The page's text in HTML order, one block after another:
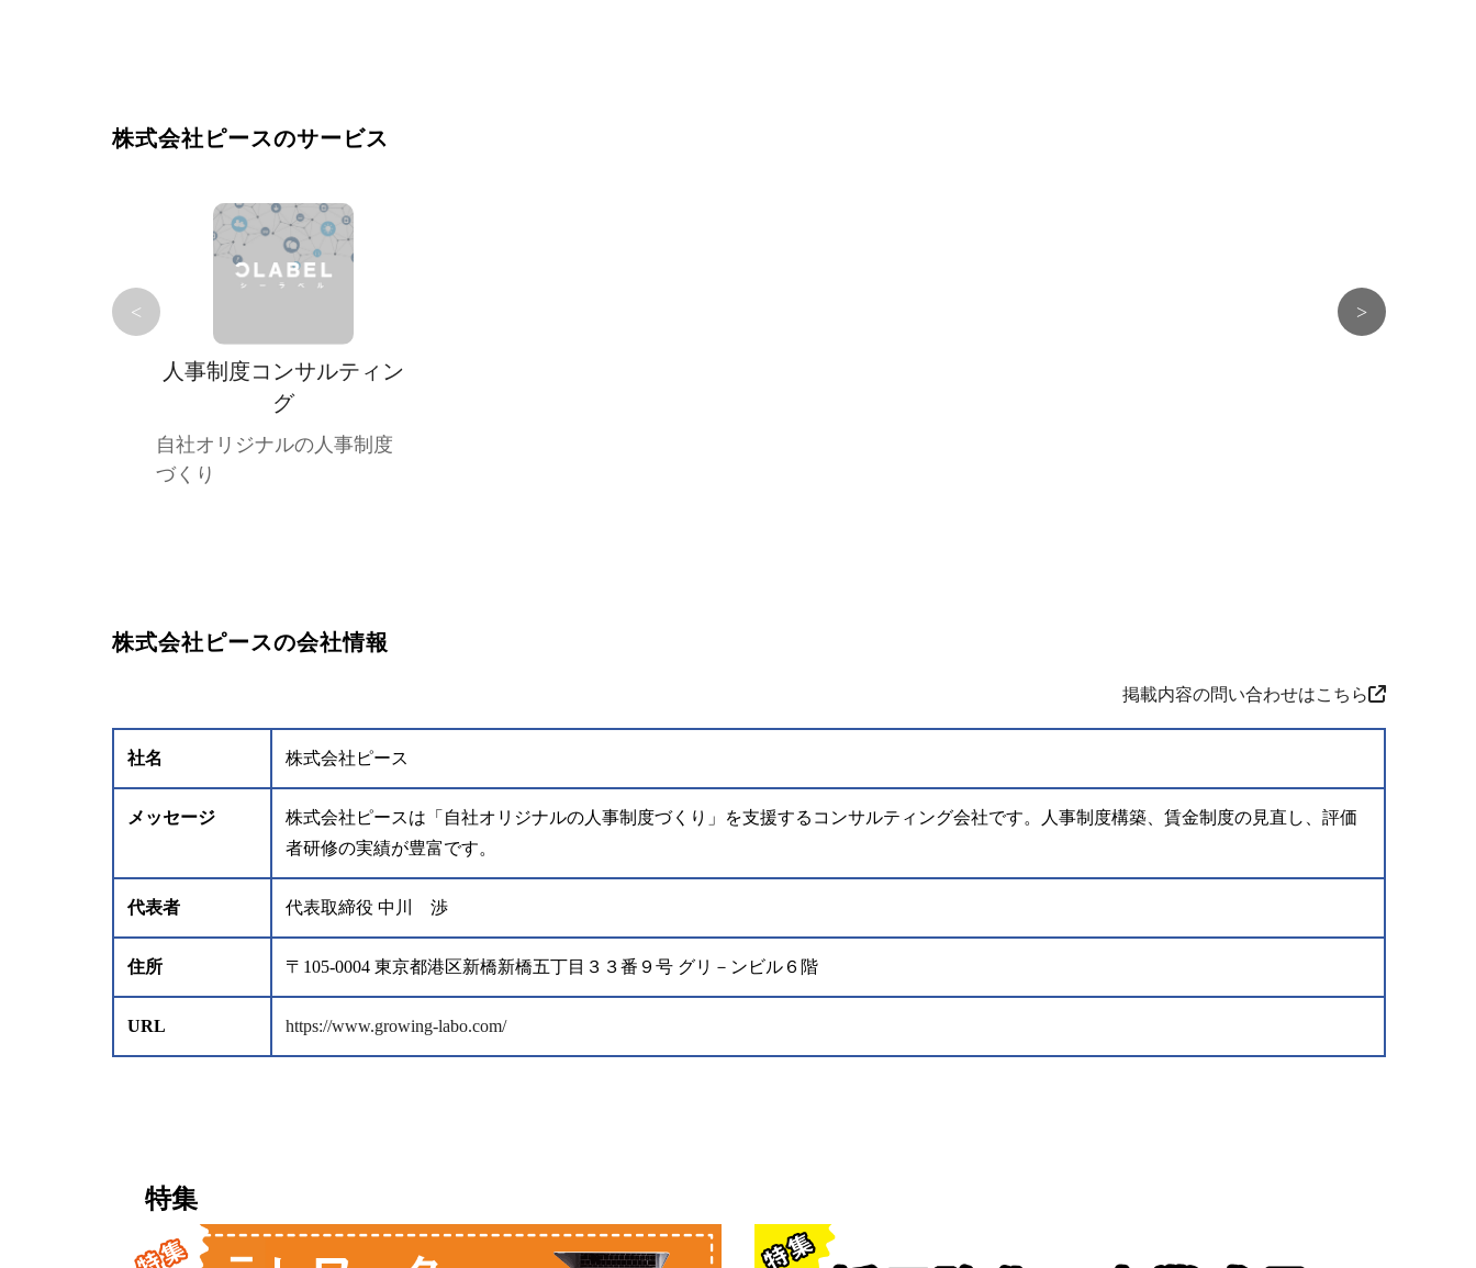
株式会社ピースのサービス
人事制度コンサルティン
グ
自社オリジナルの人事制度
づくり
< >
株式会社ピースの会社情報
掲載内容の問い合わせはこちら
社名 株式会社ピース
メッセージ
株式会社ピースは「自社オリジナルの人事制度づくり」を支援するコンサルティング会社です。人事制度構築、賃金制度の見直し、評価
者研修の実績が豊富です。
代表者 代表取締役 中川 渉
住所 〒105-0004 東京都港区新橋新橋五丁目３３番９号 グリ－ンビル６階
URL https://www.growing-labo.com/
特集